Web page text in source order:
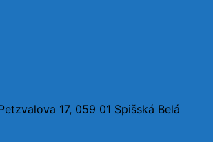
17, 059 01 Spišská Belá